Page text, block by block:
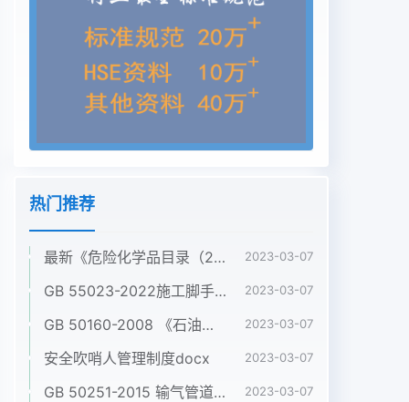
热门推荐
最新《危险化学品目录（2022调整版）》pdf 2023-03-07
GB 55023-2022施工脚手架通用规范pdf 2023-03-07
GB 50160-2008 《石油化工企业设计防火标准》（2018年版）pdf 2023-03-07
安全吹哨人管理制度docx 2023-03-07
GB 50251-2015 输气管道工程设计规范pdf 2023-03-07